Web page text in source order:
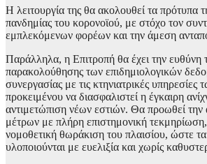
Η λειτουργία της θα ακολουθεί τα πρότυπα
πανδημίας του κορονοϊού, με στόχο τον
εμπλεκόμενων φορέων και την άμεση
Παράλληλα, η Επιτροπή θα έχει την ευθύνη
παρακολούθησης των επιδημιολογικών
συνεργασίας με τις κτηνιατρικές υπηρεσίες
προκειμένου να διασφαλιστεί η έγκαιρη
αντιμετώπιση νέων εστιών. Θα προωθεί
μέτρων με πλήρη επιστημονική
νομοθετική θωράκιση του πλαισίου, ώστε
υλοποιούνται με ευελιξία και χωρίς